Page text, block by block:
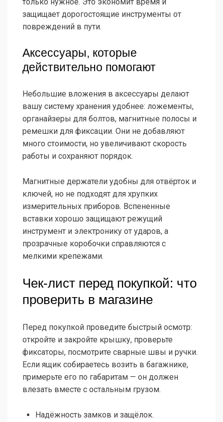
защищает дорогостоящие инструменты от
повреждений в пути.
Аксессуары, которые
действительно помогают
Небольшие вложения в аксессуары делают
вашу систему хранения удобнее: ложементы,
органайзеры для болтов, магнитные полосы и
ремешки для фиксации. Они не добавляют
много стоимости, но увеличивают скорость
работы и сохраняют порядок.
Магнитные держатели удобны для отвёрток и
ключей, но не подходят для хрупких
измерительных приборов. Вспененные
вставки хорошо защищают режущий
инструмент и электронику от ударов, а
прозрачные коробочки справляются с
мелкими крепежами.
Чек-лист перед покупкой: что
проверить в магазине
Перед покупкой проведите быстрый осмотр:
откройте и закройте крышку, проверьте
фиксаторы, посмотрите сварные швы и ручки.
Если ящик собираетесь возить в багажнике,
примерьте его по габаритам — он должен
влезать вместе с остальным грузом.
Надёжность замков и защёлок.